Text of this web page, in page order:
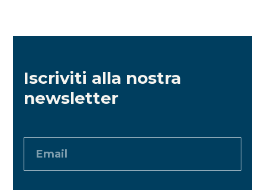
Iscriviti alla nostra
newsletter